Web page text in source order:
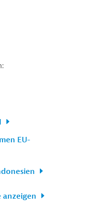
EU-